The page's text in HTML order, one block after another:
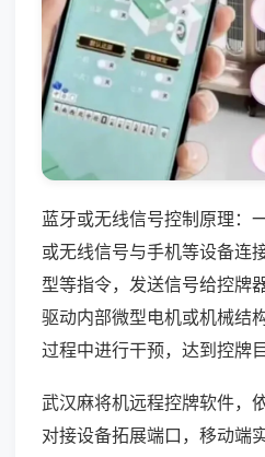
蓝牙或无线信号控制原理：
或无线信号与手机等设备连
型等指令，发送信号给控牌
驱动内部微型电机或机械结
过程中进行干预，达到控牌目
武汉麻将机远程控牌软件，
对接设备拓展端口，移动端